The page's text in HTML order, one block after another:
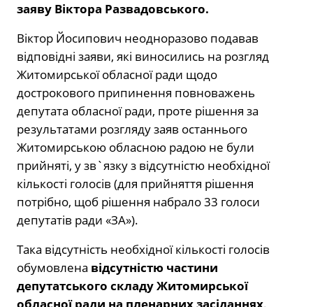
заяву Віктора Развадовського.
Віктор Йосипович неодноразово подавав
відповідні заяви, які виносились на розгляд
Житомирської обласної ради щодо
дострокового припинення повноважень
депутата обласної ради, проте рішення за
результатами розгляду заяв останнього
Житомирською обласною радою не були
прийняті, у зв`язку з відсутністю необхідної
кількості голосів (для прийняття рішення
потрібно, щоб рішення набрало 33 голоси
депутатів ради «ЗА»).
Така відсутність необхідної кількості голосів
обумовлена відсутністю частини
депутатського складу Житомирської